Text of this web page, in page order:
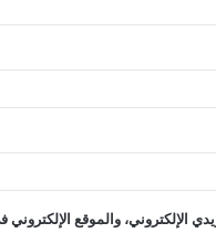
الإلكتروني، والموقع الإلكتروني